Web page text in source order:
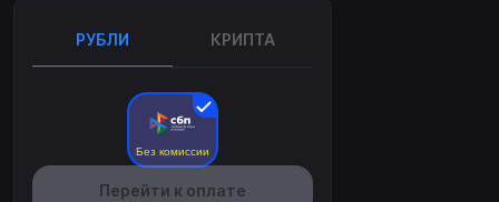
РУБЛИ КРИПТА
Без комиссии
Перейти к оплате